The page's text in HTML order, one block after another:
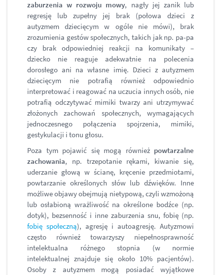
zaburzenia w rozwoju mowy, nagły jej zanik lub
regresję lub zupełny jej brak (połowa dzieci z
autyzmem dziecięcym w ogóle nie mówi), brak
zrozumienia gestów społecznych, takich jak np. pa-pa
czy brak odpowiedniej reakcji na komunikaty –
dziecko nie reaguje adekwatnie na polecenia
dorosłego ani na własne imię. Dzieci z autyzmem
dziecięcym nie potrafią również odpowiednio
interpretować i reagować na uczucia innych osób, nie
potrafią odczytywać mimiki twarzy ani utrzymywać
złożonych zachowań społecznych, wymagających
jednoczesnego połączenia spojrzenia, mimiki,
gestykulacji i tonu głosu.
Poza tym pojawić się mogą również powtarzalne
zachowania, np. trzepotanie rękami, kiwanie się,
uderzanie głową w ścianę, kręcenie przedmiotami,
powtarzanie określonych słów lub dźwięków. Inne
możliwe objawy obejmują nietypową, czyli wzmożoną
lub osłabioną wrażliwość na określone bodźce (np.
dotyk), bezsenność i inne zaburzenia snu, fobię (np.
fobię społeczną), agresję i autoagresję. Autyzmowi
często również towarzyszy niepełnosprawność
intelektualna różnego stopnia (w normie
intelektualnej znajduje się około 10% pacjentów).
Osoby z autyzmem mogą posiadać wyjątkowe